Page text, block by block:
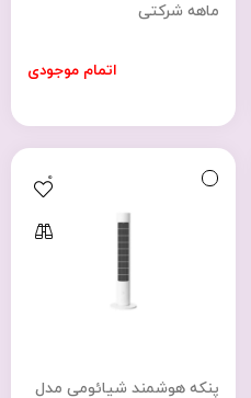
ماهه شرکتی
اتمام موجودی
پنکه هوشمند شیائومی مدل
0